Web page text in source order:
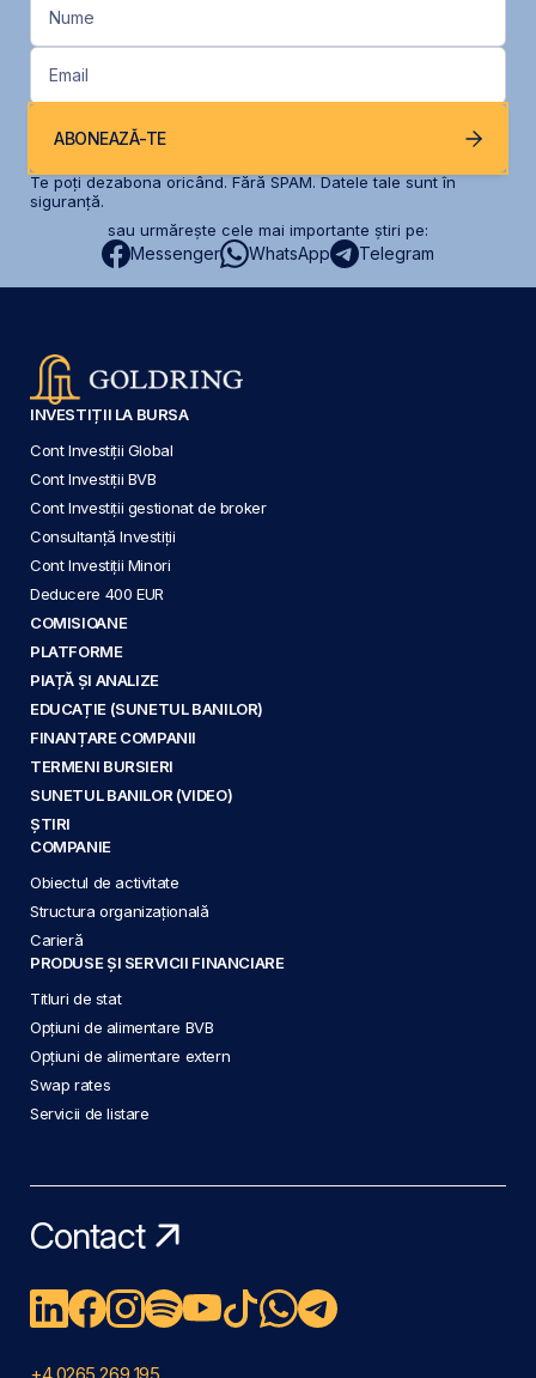
Nume
Email
ABONEAZĂ-TE
Te poți dezabona oricând. Fără SPAM. Datele tale sunt în
siguranță.
sau urmărește cele mai importante știri pe:
Messenger WhatsApp Telegram
INVESTIȚII LA BURSA
Cont Investiții Global
Cont Investiții BVB
Cont Investiții gestionat de broker
Consultanță Investiții
Cont Investiții Minori
Deducere 400 EUR
COMISIOANE
PLATFORME
PIAȚĂ ȘI ANALIZE
EDUCAȚIE (SUNETUL BANILOR)
FINANȚARE COMPANII
TERMENI BURSIERI
SUNETUL BANILOR (VIDEO)
ȘTIRI
COMPANIE
Obiectul de activitate
Structura organizațională
Carieră
PRODUSE ȘI SERVICII FINANCIARE
Titluri de stat
Opțiuni de alimentare BVB
Opțiuni de alimentare extern
Swap rates
Servicii de listare
Contact